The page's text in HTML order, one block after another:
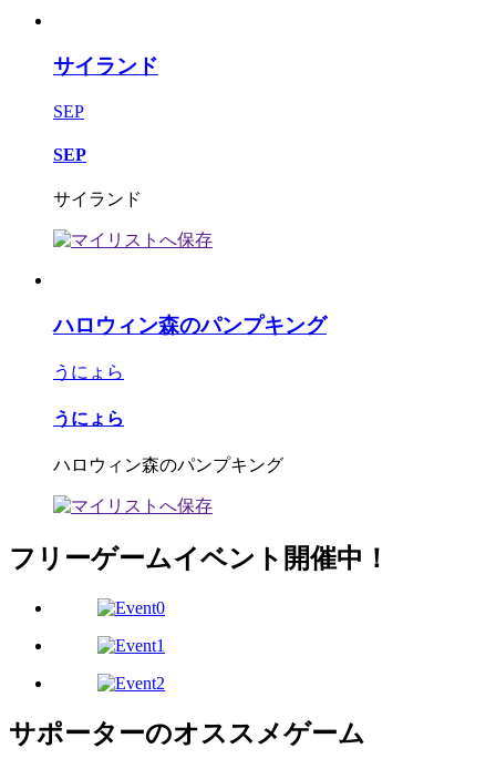
サイランド
SEP
SEP
サイランド
ハロウィン森のパンプキング
うにょら
うにょら
ハロウィン森のパンプキング
フリーゲームイベント開催中！
サポーターのオススメゲーム